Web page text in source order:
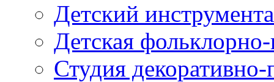
Детский
Детская
Студия декоративно-